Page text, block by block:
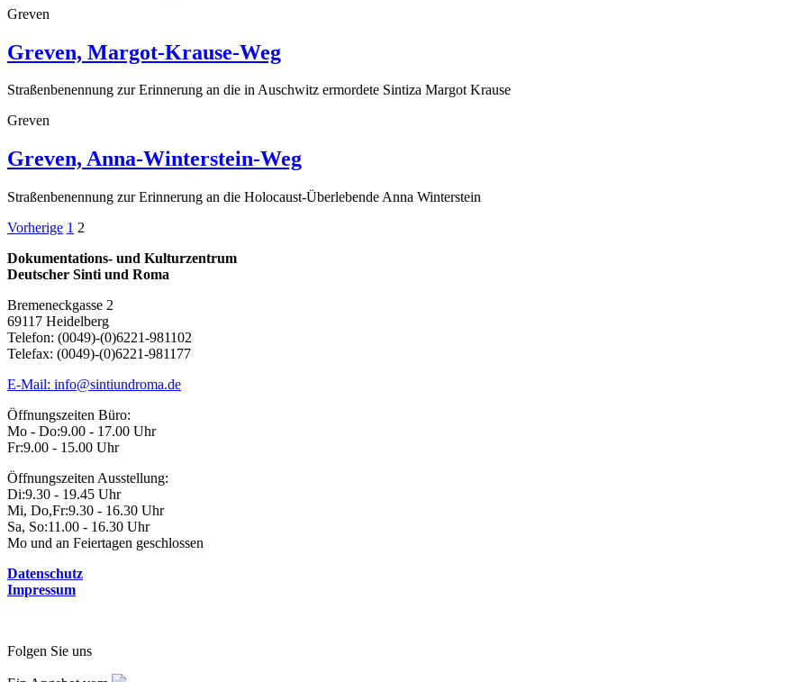
Greven
Greven, Margot-Krause-Weg
Straßenbenennung zur Erinnerung an die in Auschwitz ermordete Sintiza Margot Krause
Greven
Greven, Anna-Winterstein-Weg
Straßenbenennung zur Erinnerung an die Holocaust-Überlebende Anna Winterstein
Seitennummerierung
der
Beiträge
Vorherige 1 2
Dokumentations- und Kulturzentrum
Deutscher Sinti und Roma
Bremeneckgasse 2
69117 Heidelberg
Telefon: (0049)-(0)6221-981102
Telefax: (0049)-(0)6221-981177
E-Mail: info@sintiundroma.de
Öffnungszeiten Büro:
Mo - Do:9.00 - 17.00 Uhr
Fr:9.00 - 15.00 Uhr
Öffnungszeiten Ausstellung:
Di:9.30 - 19.45 Uhr
Mi, Do,Fr:9.30 - 16.30 Uhr
Sa, So:11.00 - 16.30 Uhr
Mo und an Feiertagen geschlossen
Datenschutz
Impressum
Folgen Sie uns